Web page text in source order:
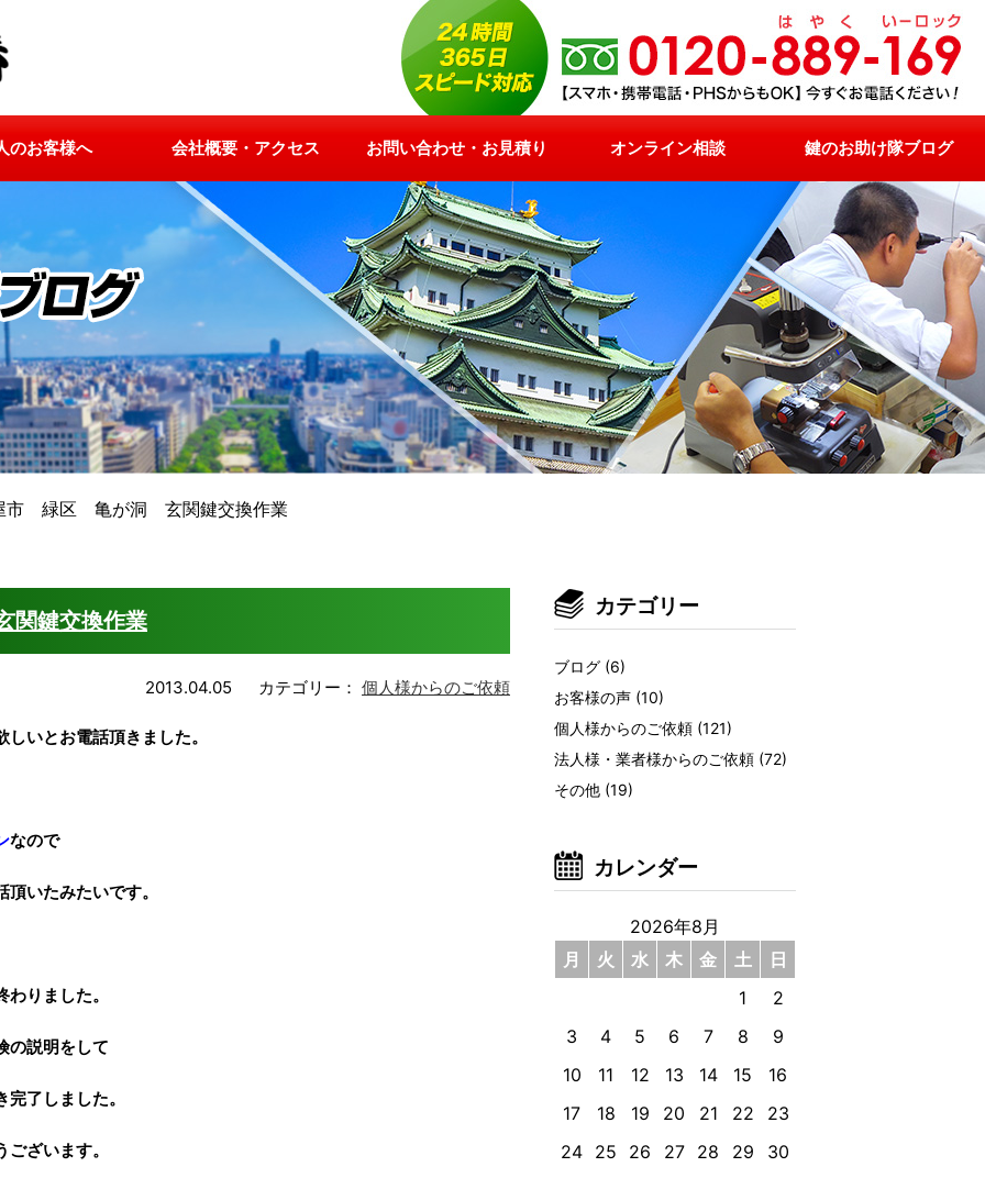
のお客様へ 会社概要・アクセス お問い合わせ・お見積り オンライン相談 鍵のお助け隊ブログ
市 緑区 亀が洞 玄関鍵交換作業
鍵交換作業
2013.04.05 カテゴリー： 個人様からのご依頼
しいとお電話頂きました。
なので
頂いたみたいです。
りました。
の説明をして
了しました。
ざいます。
カテゴリー
ブログ (6)
お客様の声 (10)
個人様からのご依頼 (121)
法人様・業者様からのご依頼 (72)
その他 (19)
カレンダー
2026年8月
月
火 水 木 金 土
日
1
2
3
4 5 6 7 8
9
10
11 12 13 14 15
16
17
18 19 20 21 22
23
24 25 26 27 28 29
30